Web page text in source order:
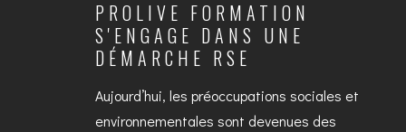
PROLIVE FORMATION
S'ENGAGE DANS UNE
DÉMARCHE RSE
Aujourd’hui, les préoccupations sociales et
environnementales sont devenues des